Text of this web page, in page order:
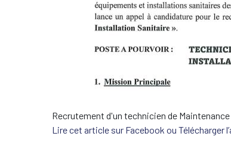
Recrutement d'un technicien de
Lire cet article sur Facebook ou Télécharger